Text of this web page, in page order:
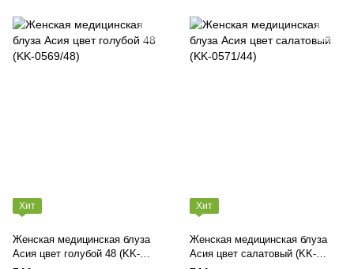
Хит
Женская медицинская блуза
Асия цвет голубой 48 (KK-
Хит
Женская медицинская блуза
Асия цвет салатовый (KK-